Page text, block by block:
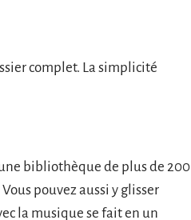
complet. La simplicité
bibliothèque de plus de 200
pouvez aussi y glisser
la musique se fait en un